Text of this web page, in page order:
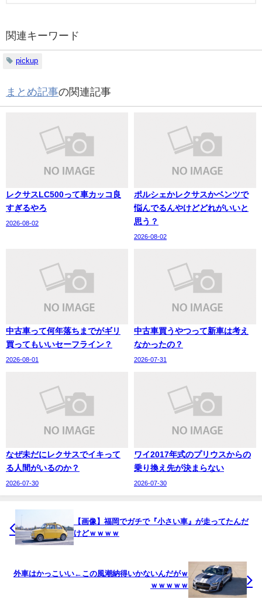
関連キーワード
pickup
まとめ記事の関連記事
レクサスLC500って車カッコ良
すぎるやろ
2026-08-02
ポルシェかレクサスかベンツで
悩んでるんやけどどれがいいと
思う？
2026-08-02
中古車って何年落ちまでがギリ
買ってもいいセーフライン？
2026-08-01
中古車買うやつって新車は考え
なかったの？
2026-07-31
なぜ未だにレクサスでイキって
る人間がいるのか？
2026-07-30
ワイ2017年式のプリウスからの
乗り換え先が決まらない
2026-07-30
【画像】福岡でガチで『小さい車』が走ってたんだ
けどｗｗｗｗ
外車はかっこいい←この風潮納得いかないんだがｗ
ｗｗｗｗｗ